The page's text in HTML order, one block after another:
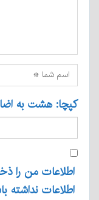
کپچا: هشت به
اطلاعات من را
اطلاعات نداشته